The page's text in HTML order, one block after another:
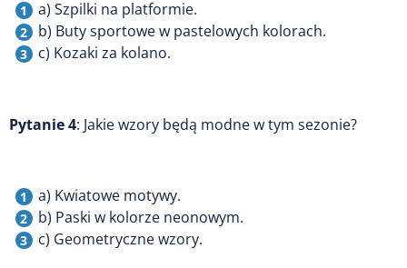
a) Szpilki na platformie.
b) Buty sportowe w pastelowych kolorach.
c) Kozaki za kolano.
Pytanie 4: Jakie wzory będą modne w tym sezonie?
a) Kwiatowe motywy.
b) Paski w kolorze neonowym.
c) Geometryczne wzory.